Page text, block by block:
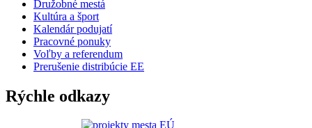
Družobné mestá
Kultúra a šport
Kalendár podujatí
Pracovné ponuky
Voľby a referendum
Prerušenie distribúcie EE
Rýchle odkazy